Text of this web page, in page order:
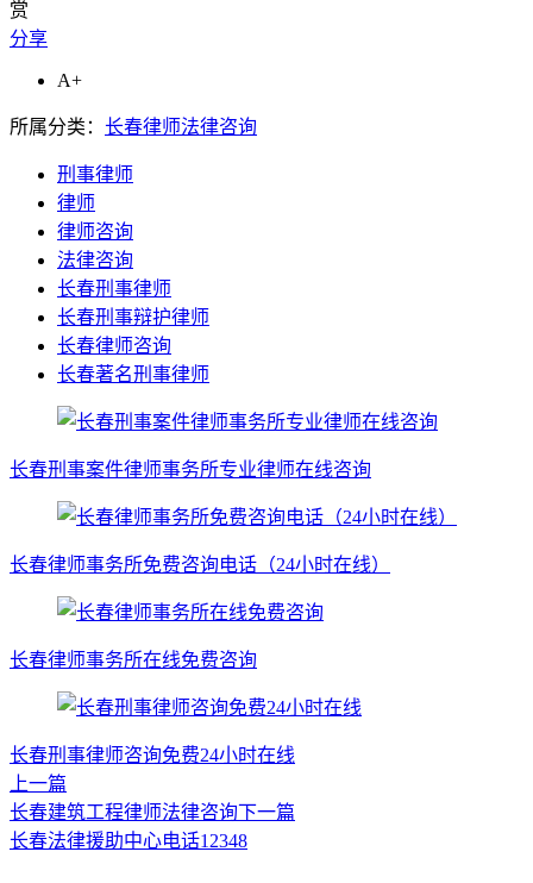
赏
分享
A+
所属分类： 长春律师法律咨询
刑事律师
律师
律师咨询
法律咨询
长春刑事律师
长春刑事辩护律师
长春律师咨询
长春著名刑事律师
长春刑事案件律师事务所专业律师在线咨询
长春律师事务所免费咨询电话（24小时在线）
长春律师事务所在线免费咨询
长春刑事律师咨询免费24小时在线
上一篇
长春建筑工程律师法律咨询下一篇
长春法律援助中心电话12348